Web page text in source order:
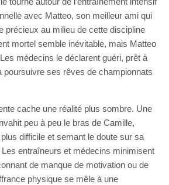
avec Matteo, son meilleur ami qui
précieux au milieu de cette discipline
mortel semble inévitable, mais Matteo
médecins le déclarent guéri, prêt à
poursuivre ses rêves de championnats
cache une réalité plus sombre. Une
peu à peu le bras de Camille,
difficile et semant le doute sur sa
entraîneurs et médecins minimisent
de manque de motivation ou de
physique se mêle à une